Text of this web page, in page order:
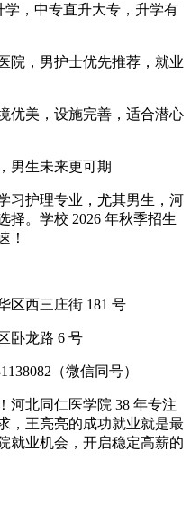
学，中专直升大专，升学有
院，男护士优先推荐，就业
优美，设施完善，适合潜心
男生未来更可期
习护理专业，尤其男生，河
择。学校 2026 年秋季招生
！
区西三庄街 181 号
卧龙路 6 号
（微信同号）
河北同仁医学院 38 年专注
，王亮亮的成功就业就是最
就业机会，开启稳定高薪的